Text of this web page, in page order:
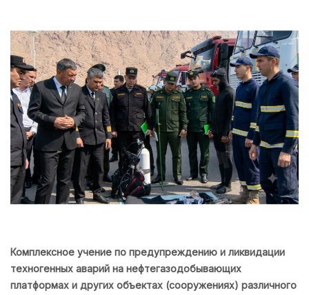
Комплексное учение по предупреждению и ликвидации
техногенных аварий на нефтегазодобывающих
платформах и других объектах (сооружениях) различного